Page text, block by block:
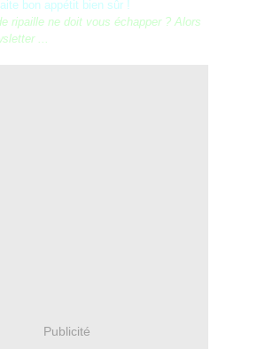
bon appétit bien sûr !
ripaille ne doit vous échapper ? Alors
...
Publicité